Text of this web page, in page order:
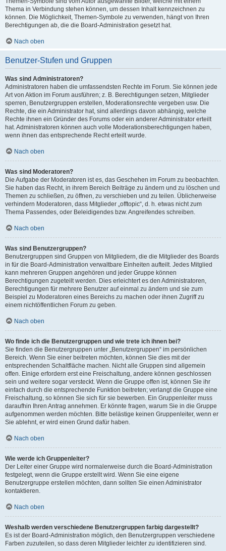
Thema in Verbindung stehen können, um dessen Inhalt kennzeichnen zu
können. Die Möglichkeit, Themen-Symbole zu verwenden, hängt von Ihren
Berechtigungen ab, die die Board-Administration gesetzt hat.
Nach oben
Benutzer-Stufen und Gruppen
Was sind Administratoren?
Administratoren haben die umfassendsten Rechte im Forum. Sie können jede
Art von Aktion im Forum ausführen; z. B. Berechtigungen setzen, Mitglieder
sperren, Benutzergruppen erstellen, Moderationsrechte vergeben usw. Die
Rechte, die ein Administrator hat, sind allerdings davon abhängig, welche
Rechte ihnen ein Gründer des Forums oder ein anderer Administrator erteilt
hat. Administratoren können auch volle Moderationsberechtigungen haben,
wenn ihnen das entsprechende Recht erteilt wurde.
Nach oben
Was sind Moderatoren?
Die Aufgabe der Moderatoren ist es, das Geschehen im Forum zu beobachten.
Sie haben das Recht, in ihrem Bereich Beiträge zu ändern und zu löschen und
Themen zu schließen, zu öffnen, zu verschieben und zu teilen. Üblicherweise
verhindern Moderatoren, dass Mitglieder „offtopic“, d. h. etwas nicht zum
Thema Passendes, oder Beleidigendes bzw. Angreifendes schreiben.
Nach oben
Was sind Benutzergruppen?
Benutzergruppen sind Gruppen von Mitgliedern, die die Mitglieder des Boards
in für die Board-Administration verwaltbare Einheiten aufteilt. Jedes Mitglied
kann mehreren Gruppen angehören und jeder Gruppe können
Berechtigungen zugeteilt werden. Dies erleichtert es den Administratoren,
Berechtigungen für mehrere Benutzer auf einmal zu ändern und sie zum
Beispiel zu Moderatoren eines Bereichs zu machen oder ihnen Zugriff zu
einem nichtöffentlichen Forum zu geben.
Nach oben
Wo finde ich die Benutzergruppen und wie trete ich ihnen bei?
Sie finden die Benutzergruppen unter „Benutzergruppen“ im persönlichen
Bereich. Wenn Sie einer beitreten möchten, können Sie dies mit der
entsprechenden Schaltfläche machen. Nicht alle Gruppen sind allgemein
offen. Einige erfordern erst eine Freischaltung, andere können geschlossen
sein und weitere sogar versteckt. Wenn die Gruppe offen ist, können Sie ihr
einfach durch die entsprechende Funktion beitreten; verlangt die Gruppe eine
Freischaltung, so können Sie sich für sie bewerben. Ein Gruppenleiter muss
daraufhin Ihren Antrag annehmen. Er könnte fragen, warum Sie in die Gruppe
aufgenommen werden möchten. Bitte belästige keinen Gruppenleiter, wenn er
Sie ablehnt, er wird einen Grund dafür haben.
Nach oben
Wie werde ich Gruppenleiter?
Der Leiter einer Gruppe wird normalerweise durch die Board-Administration
festgelegt, wenn die Gruppe erstellt wird. Wenn Sie eine eigene
Benutzergruppe erstellen möchten, dann sollten Sie einen Administrator
kontaktieren.
Nach oben
Weshalb werden verschiedene Benutzergruppen farbig dargestellt?
Es ist der Board-Administration möglich, den Benutzergruppen verschiedene
Farben zuzuteilen, so dass deren Mitglieder leichter zu identifizieren sind.